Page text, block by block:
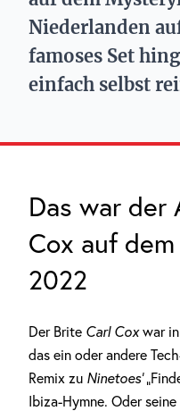
Niederlanden
famoses Set
einfach selbst
Das war
Cox auf
2022
Der Brite Carl Coxwar in
das ein oder andere
Remix zu Ninetoes‘
Ibiza-Hymne. Oder